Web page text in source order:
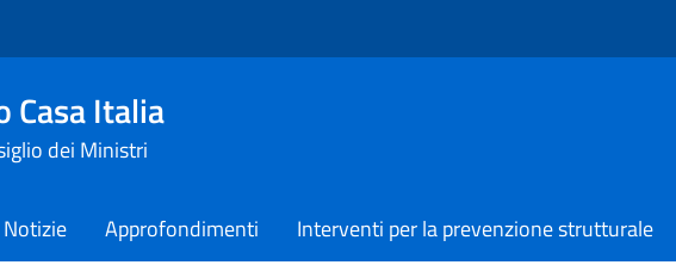
Casa Italia
dei Ministri
Notizie Approfondimenti Interventi per la prevenzione strutturale